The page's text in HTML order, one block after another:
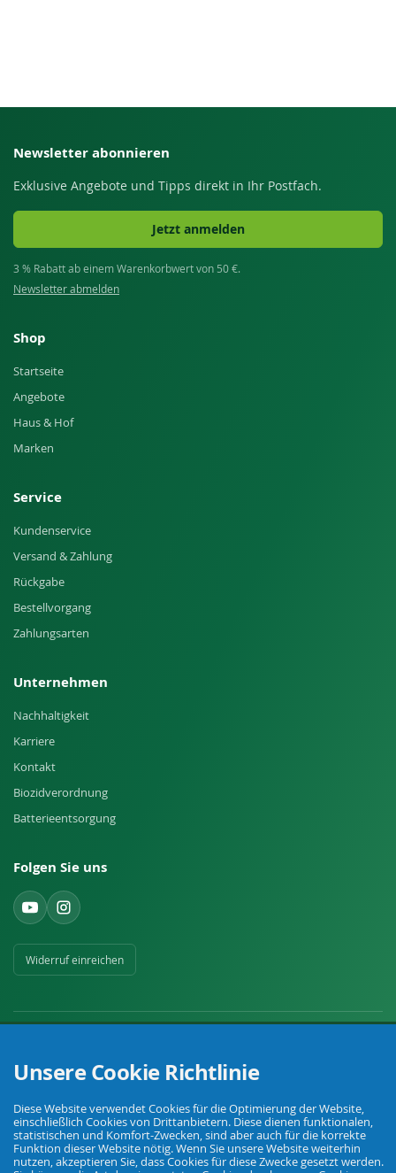
Newsletter abonnieren
Exklusive Angebote und Tipps direkt in Ihr Postfach.
Jetzt anmelden
3 % Rabatt ab einem Warenkorbwert von 50 €.
Newsletter abmelden
Shop
Startseite
Angebote
Haus & Hof
Marken
Service
Kundenservice
Versand & Zahlung
Rückgabe
Bestellvorgang
Zahlungsarten
Unternehmen
Nachhaltigkeit
Karriere
Kontakt
Biozidverordnung
Batterieentsorgung
Folgen Sie uns
Widerruf einreichen
© Agrarking. Alle Rechte vorbehalten.
AGBDatenschutzWiderrufsbelehrungImpressum
Unsere Cookie Richtlinie
Diese Website verwendet Cookies für die Optimierung der Website,
einschließlich Cookies von Drittanbietern. Diese dienen funktionalen,
statistischen und Komfort-Zwecken, sind aber auch für die korrekte
Funktion dieser Website nötig. Wenn Sie unsere Website weiterhin
nutzen, akzeptieren Sie, dass Cookies für diese Zwecke gesetzt werden.